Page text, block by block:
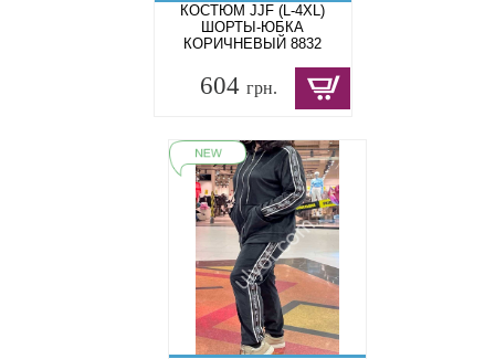
КОСТЮМ JJF (L-4XL)
ШОРТЫ-ЮБКА
КОРИЧНЕВЫЙ 8832
604 грн.